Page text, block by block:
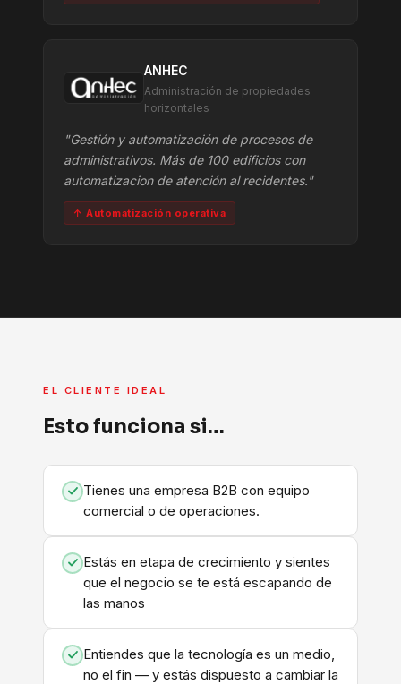
ANHEC
Administración de propiedades
horizontales
"Gestión y automatización de procesos de
administrativos. Más de 100 edificios con
automatizacion de atención al recidentes."
↑ Automatización operativa
EL CLIENTE IDEAL
Esto funciona si…
Tienes una empresa B2B con equipo
comercial o de operaciones.
Estás en etapa de crecimiento y sientes
que el negocio se te está escapando de
las manos
Entiendes que la tecnología es un medio,
no el fin — y estás dispuesto a cambiar la